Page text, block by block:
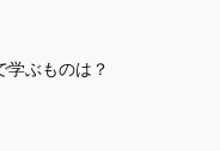
学ぶものは？